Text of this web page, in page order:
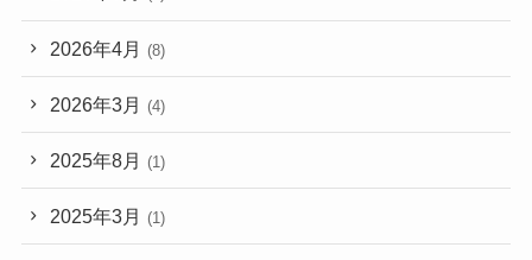
2026年4月 (8)
2026年3月 (4)
2025年8月 (1)
2025年3月 (1)